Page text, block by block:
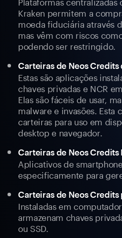
Kraken permitem a
moeda fiduciária através
mas vêm com riscos
podendo ser restringido.
Carteiras de Neos Credits
Estas são aplicações
chaves privadas e NCR
Elas são fáceis de usar,
malware e invasões. Esta
carteiras para uso em
desktop e navegador.
Carteiras de Neos Credits
Aplicativos de
especificamente para
Carteiras de Neos Credits
Instaladas em
armazenam chaves
ou SSD.